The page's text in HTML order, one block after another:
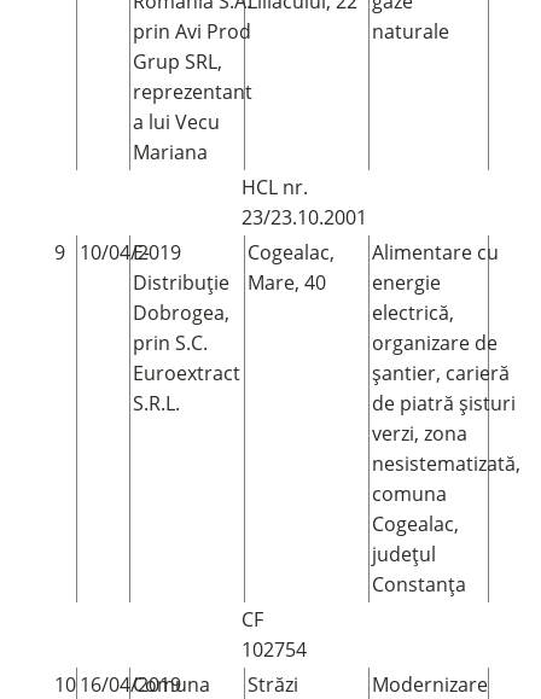
prin Avi Prod
Grup SRL,
reprezentant
a lui Vecu
Mariana
naturale
HCL nr.
23/23.10.2001
9 10/04/2019
E-
Distribuție
Dobrogea,
prin S.C.
Euroextract
S.R.L.
Cogealac,
Mare, 40
Alimentare cu
energie
electrică,
organizare de
șantier, carieră
de piatră șisturi
verzi, zona
nesistematizată,
comuna
Cogealac,
județul
Constanța
CF
102754
1016/04/2019
Comuna
Străzi
Modernizare